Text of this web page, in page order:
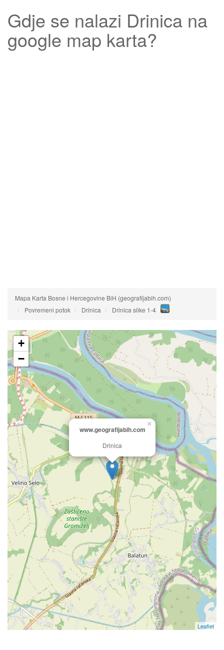
Gdje se nalazi Drinica na
google map karta?
Mapa Karta Bosne i Hercegovine BiH (geografijabih.com)
Povremeni potok
Drinica Drinica slike 1-4
www.geografijabih.com
Drinica
×
+
−
Leaflet